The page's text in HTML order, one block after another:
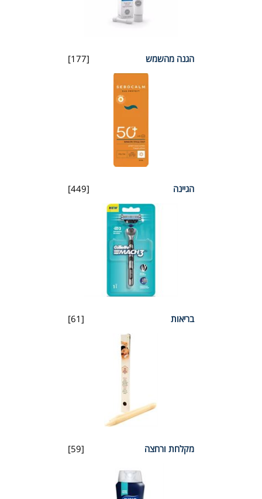
[177] הגנה מהשמש
[449] הגיינה
[61] בריאות
[59] מקלחת ורחצה